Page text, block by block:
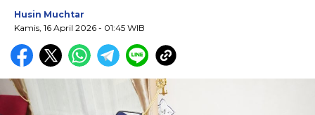
Husin Muchtar
Kamis, 16 April 2026 - 01:45 WIB